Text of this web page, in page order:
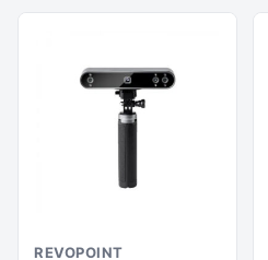
REVOPOINT